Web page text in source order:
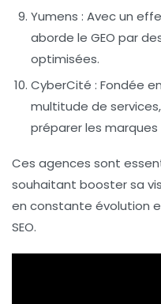
Yumens : Avec un
aborde le GEO par
optimisées.
CyberCité : Fondée
multitude de
préparer les marques
Ces agences sont
souhaitant booster sa
en constante évolution
SEO.